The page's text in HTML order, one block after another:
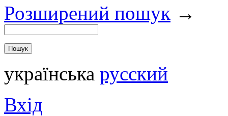
Розширений пошук →
українська русский
Вхід